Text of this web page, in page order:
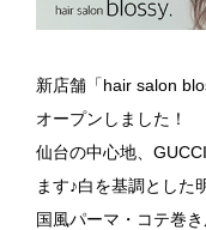
新店舗「hair salon
オープンしました！
仙台の中心地、
ます♪白を基調とした
国風パーマ・コテ巻